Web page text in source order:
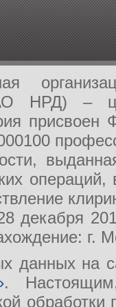
НРД) –
декабря
г.
данных на
.